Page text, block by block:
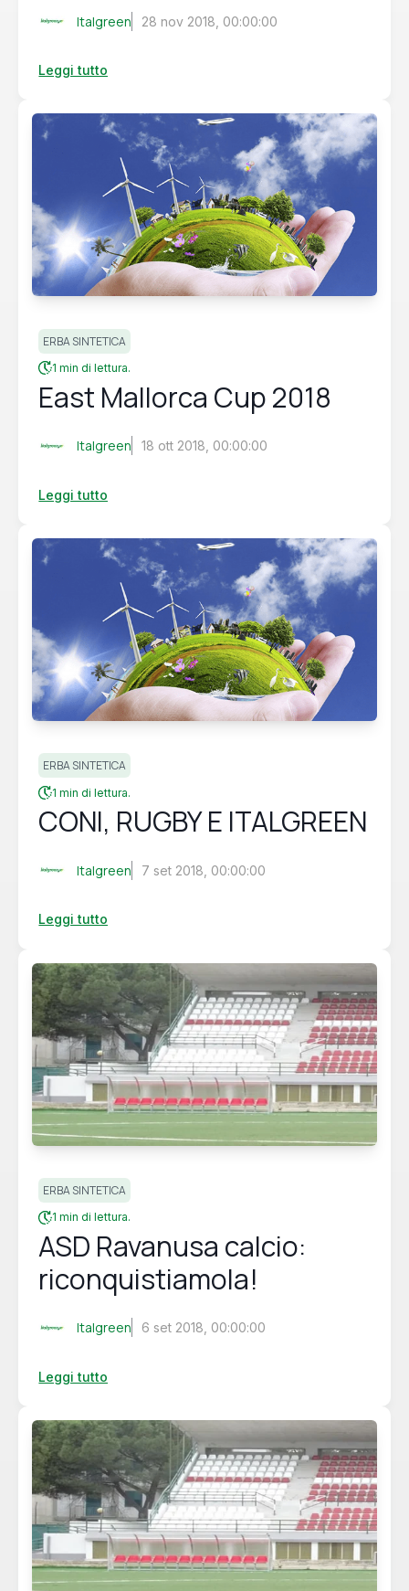
Italgreen 28 nov 2018, 00:00:00
Leggi tutto
ERBA SINTETICA
1 min di lettura.
East Mallorca Cup 2018
Italgreen 18 ott 2018, 00:00:00
Leggi tutto
ERBA SINTETICA
1 min di lettura.
CONI, RUGBY E ITALGREEN
Italgreen 7 set 2018, 00:00:00
Leggi tutto
ERBA SINTETICA
1 min di lettura.
ASD Ravanusa calcio:
riconquistiamola!
Italgreen 6 set 2018, 00:00:00
Leggi tutto